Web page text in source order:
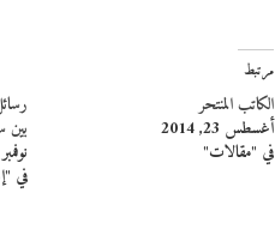
مرتبط
الكاتب المنتحر
أغسطس 23, 2014
في "مقالات"
بين
نوفمبر 13, 2015
في